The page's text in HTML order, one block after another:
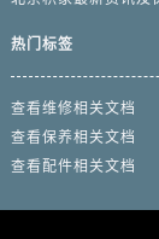
热门标签
查看维修相关文档
查看保养相关文档
查看配件相关文档